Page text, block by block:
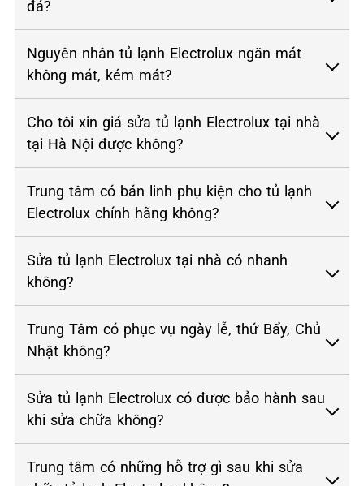
đá?
Nguyên nhân tủ lạnh Electrolux ngăn mát
không mát, kém mát?
Cho tôi xin giá sửa tủ lạnh Electrolux tại nhà
tại Hà Nội được không?
Trung tâm có bán linh phụ kiện cho tủ lạnh
Electrolux chính hãng không?
Sửa tủ lạnh Electrolux tại nhà có nhanh
không?
Trung Tâm có phục vụ ngày lễ, thứ Bẩy, Chủ
Nhật không?
Sửa tủ lạnh Electrolux có được bảo hành sau
khi sửa chữa không?
Trung tâm có những hỗ trợ gì sau khi sửa